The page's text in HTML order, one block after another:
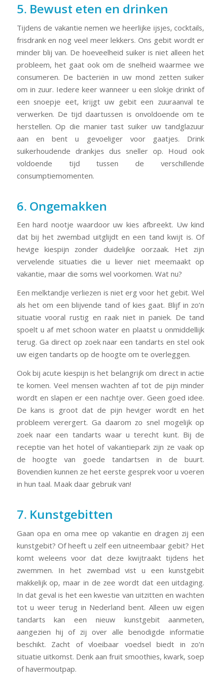
5. Bewust eten en drinken
Tijdens de vakantie nemen we heerlijke ijsjes, cocktails,
frisdrank en nog veel meer lekkers. Ons gebit wordt er
minder blij van. De hoeveelheid suiker is niet alleen het
probleem, het gaat ook om de snelheid waarmee we
consumeren. De bacteriën in uw mond zetten suiker
om in zuur. Iedere keer wanneer u een slokje drinkt of
een snoepje eet, krijgt uw gebit een zuuraanval te
verwerken. De tijd daartussen is onvoldoende om te
herstellen. Op die manier tast suiker uw tandglazuur
aan en bent u gevoeliger voor gaatjes. Drink
suikerhoudende drankjes dus sneller op. Houd ook
voldoende tijd tussen de verschillende
consumptiemomenten.
6. Ongemakken
Een hard nootje waardoor uw kies afbreekt. Uw kind
dat bij het zwembad uitglijdt en een tand kwijt is. Of
hevige kiespijn zonder duidelijke oorzaak. Het zijn
vervelende situaties die u liever niet meemaakt op
vakantie, maar die soms wel voorkomen. Wat nu?
Een melktandje verliezen is niet erg voor het gebit. Wel
als het om een blijvende tand of kies gaat. Blijf in zo’n
situatie vooral rustig en raak niet in paniek. De tand
spoelt u af met schoon water en plaatst u onmiddellijk
terug. Ga direct op zoek naar een tandarts en stel ook
uw eigen tandarts op de hoogte om te overleggen.
Ook bij acute kiespijn is het belangrijk om direct in actie
te komen. Veel mensen wachten af tot de pijn minder
wordt en slapen er een nachtje over. Geen goed idee.
De kans is groot dat de pijn heviger wordt en het
probleem verergert. Ga daarom zo snel mogelijk op
zoek naar een tandarts waar u terecht kunt. Bij de
receptie van het hotel of vakantiepark zijn ze vaak op
de hoogte van goede tandartsen in de buurt.
Bovendien kunnen ze het eerste gesprek voor u voeren
in hun taal. Maak daar gebruik van!
7. Kunstgebitten
Gaan opa en oma mee op vakantie en dragen zij een
kunstgebit? Of heeft u zelf een uitneembaar gebit? Het
komt weleens voor dat deze kwijtraakt tijdens het
zwemmen. In het zwembad vist u een kunstgebit
makkelijk op, maar in de zee wordt dat een uitdaging.
In dat geval is het een kwestie van uitzitten en wachten
tot u weer terug in Nederland bent. Alleen uw eigen
tandarts kan een nieuw kunstgebit aanmeten,
aangezien hij of zij over alle benodigde informatie
beschikt. Zacht of vloeibaar voedsel biedt in zo’n
situatie uitkomst. Denk aan fruit smoothies, kwark, soep
of havermoutpap.